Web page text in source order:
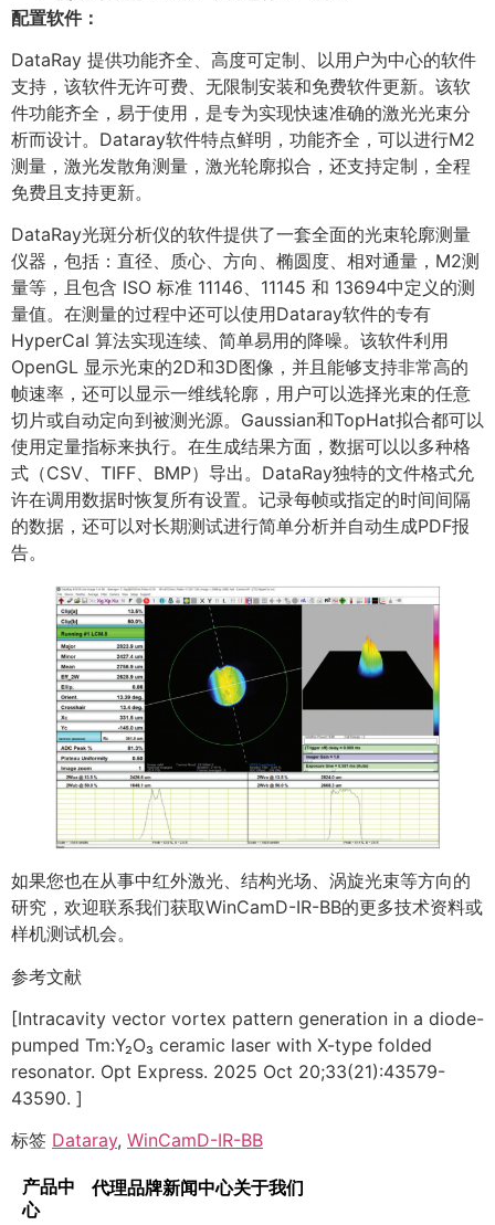
配置软件：
DataRay 提供功能齐全、高度可定制、以用户为中心的软件
支持，该软件无许可费、无限制安装和免费软件更新。该软
件功能齐全，易于使用，是专为实现快速准确的激光光束分
析而设计。Dataray软件特点鲜明，功能齐全，可以进行M2
测量，激光发散角测量，激光轮廓拟合，还支持定制，全程
免费且支持更新。
DataRay光斑分析仪的软件提供了一套全面的光束轮廓测量
仪器，包括：直径、质心、方向、椭圆度、相对通量，M2测
量等，且包含 ISO 标准 11146、11145 和 13694中定义的测
量值。在测量的过程中还可以使用Dataray软件的专有
HyperCal 算法实现连续、简单易用的降噪。该软件利用
OpenGL 显示光束的2D和3D图像，并且能够支持非常高的
帧速率，还可以显示一维线轮廓，用户可以选择光束的任意
切片或自动定向到被测光源。Gaussian和TopHat拟合都可以
使用定量指标来执行。在生成结果方面，数据可以以多种格
式（CSV、TIFF、BMP）导出。DataRay独特的文件格式允
许在调用数据时恢复所有设置。记录每帧或指定的时间间隔
的数据，还可以对长期测试进行简单分析并自动生成PDF报
告。
如果您也在从事中红外激光、结构光场、涡旋光束等方向的
研究，欢迎联系我们获取WinCamD-IR-BB的更多技术资料或
样机测试机会。
参考文献
[Intracavity vector vortex pattern generation in a diode-
pumped Tm:Y₂O₃ ceramic laser with X-type folded
resonator. Opt Express. 2025 Oct 20;33(21):43579-
43590. ]
标签 Dataray, WinCamD-IR-BB
产品中
心
代理品牌新闻中心关于我们